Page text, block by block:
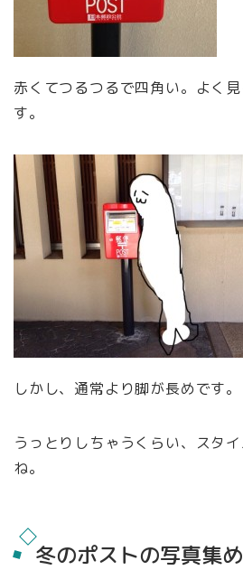
赤くてつるつるで四角い。よく
す。
しかし、通常より脚が長めです。
うっとりしちゃうくらい、スタ
ね。
冬のポストの写真集